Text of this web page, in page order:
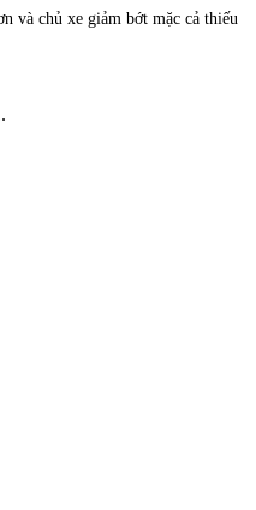
và chủ xe giảm bớt mặc cả thiếu